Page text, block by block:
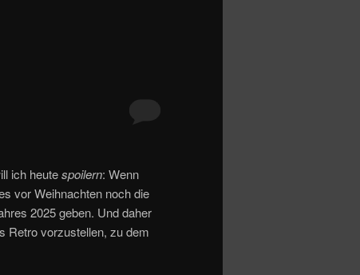
ich heutespoilern: Wenn
vor Weihnachten noch die
2025 geben. Und daher
Retro vorzustellen, zu dem